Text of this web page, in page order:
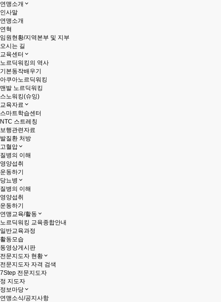
연맹소개
인사말
연맹소개
연혁
임원현황/지역본부 및 지부
오시는 길
교육센터
노르딕워킹의 역사
기본동작배우기
아쿠아노르딕워킹
맨발 노르딕워킹
스노워킹(슈잉)
교육자료
스마트학습센터
NTC 스트레칭
보행관련자료
발질환 처방
고혈압
질병의 이해
영양섭취
운동하기
당뇨병
질병의 이해
영양섭취
운동하기
연맹교육/활동
노르딕워킹 교육종합안내
일반교육과정
활동모습
동영상게시판
전문지도자 현황
전문지도자 자격 검색
7Step 전문지도자
정 지도자
정보마당
연맹소식/공지사항